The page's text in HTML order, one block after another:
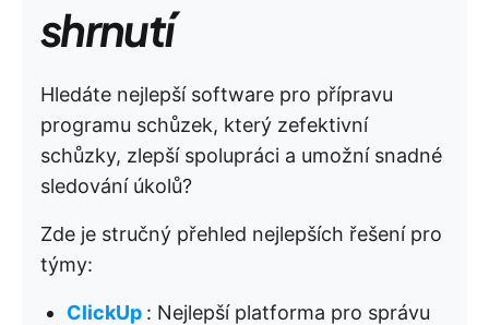
shrnutí
Hledáte nejlepší software pro přípravu
programu schůzek, který zefektivní
schůzky, zlepší spolupráci a umožní snadné
sledování úkolů?
Zde je stručný přehled nejlepších řešení pro
týmy:
ClickUp : Nejlepší platforma pro správu